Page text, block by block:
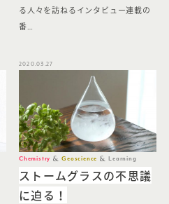
る人々を訪ねるインタビュー連載の
番…
Chemistry Geoscience Learning
2020.03.27
ストームグラスの不思議
に迫る！